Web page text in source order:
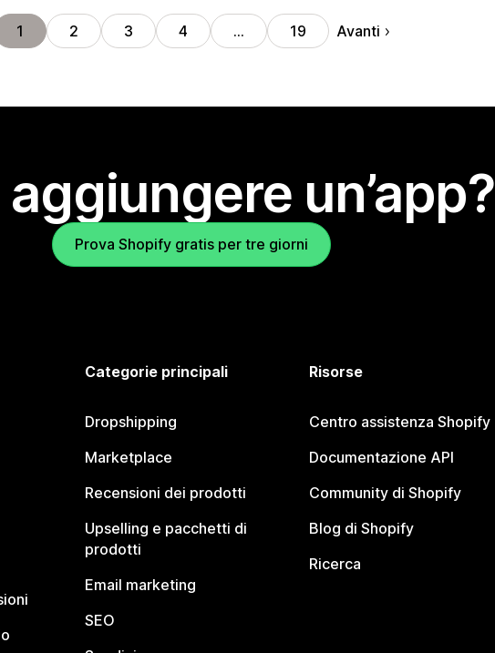
1 2 3 4 … 19 Avanti
un’app?
Prova Shopify gratis per tre giorni
Categorie principali
Dropshipping
Marketplace
Recensioni dei prodotti
Upselling e pacchetti di
prodotti
Email marketing
SEO
Risorse
Centro assistenza Shopify
Documentazione API
Community di Shopify
Blog di Shopify
Ricerca